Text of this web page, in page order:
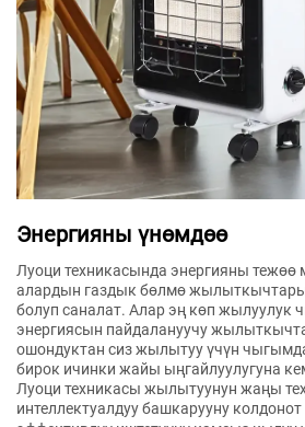
Энергияны үнөмдөө
Луоци техникасында энергияны тежөө
алардын газдык бөлмө
болуп саналат. Алар эң көп жылуулук
энергиясын пайдалануучу
ошондуктан сиз жылытуу үчүн
бирок ичинки жайы ыңгайлуулугуна
Луоци техникасы жылытуунун жаңы
интеллектуалдуу башкарууну колдонот